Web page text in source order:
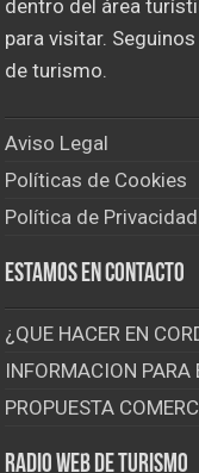
dentro del área
para visitar.
de turismo.
Aviso Legal
Políticas de Cookies
Política de Privacidad
Estamos en contacto
¿QUE HACER EN
INFORMACION PARA
PROPUESTA
Radio Web de Turismo